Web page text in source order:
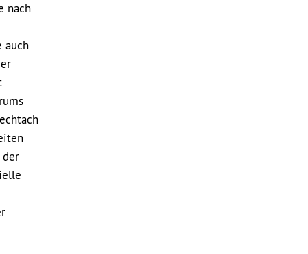
nach
auch
der